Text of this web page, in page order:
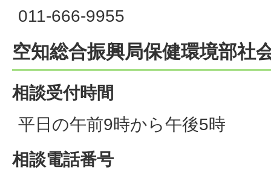
011-666-9955
空知総合振興局保健環境部社
相談受付時間
平日の午前9時から午後5時
相談電話番号